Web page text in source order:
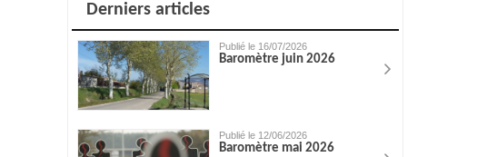
Derniers articles
Publié le 16/07/2026
Baromètre juin 2026
Publié le 12/06/2026
Baromètre mai 2026